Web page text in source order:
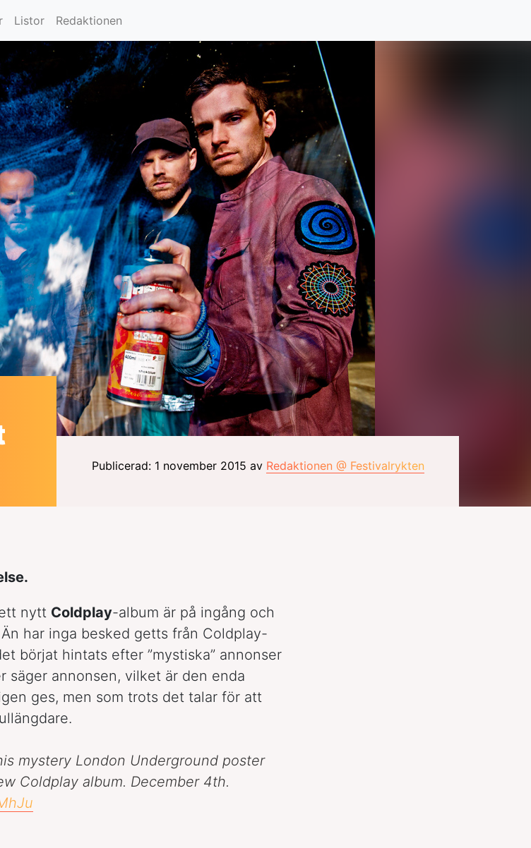
Listor Redaktionen
Publicerad: 1 november 2015 av Redaktionen @ Festivalrykten
nytt Coldplay-album är på ingång och
har inga besked getts från Coldplay-
börjat hintats efter ”mystiska” annonser
säger annonsen, vilket är den enda
ges, men som trots det talar för att
mystery London Underground poster
Coldplay album. December 4th.